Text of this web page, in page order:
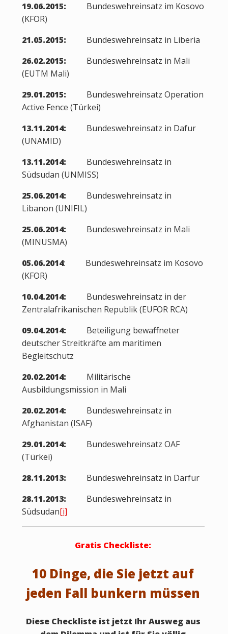
19.06.2015: Bundeswehreinsatz im Kosovo
(KFOR)
21.05.2015: Bundeswehreinsatz in Liberia
26.02.2015: Bundeswehreinsatz in Mali
(EUTM Mali)
29.01.2015: Bundeswehreinsatz Operation
Active Fence (Türkei)
13.11.2014: Bundeswehreinsatz in Dafur
(UNAMID)
13.11.2014: Bundeswehreinsatz in
Südsudan (UNMISS)
25.06.2014: Bundeswehreinsatz in
Libanon (UNIFIL)
25.06.2014: Bundeswehreinsatz in Mali
(MINUSMA)
05.06.2014: Bundeswehreinsatz im Kosovo
(KFOR)
10.04.2014: Bundeswehreinsatz in der
Zentralafrikanischen Republik (EUFOR RCA)
09.04.2014: Beteiligung bewaffneter
deutscher Streitkräfte am maritimen
Begleitschutz
20.02.2014: Militärische
Ausbildungsmission in Mali
20.02.2014: Bundeswehreinsatz in
Afghanistan (ISAF)
29.01.2014: Bundeswehreinsatz OAF
(Türkei)
28.11.2013: Bundeswehreinsatz in Darfur
28.11.2013: Bundeswehreinsatz in
Südsudan[i]
Gratis Checkliste:
10 Dinge, die Sie jetzt auf
jeden Fall bunkern müssen
Diese Checkliste ist jetzt Ihr Ausweg aus